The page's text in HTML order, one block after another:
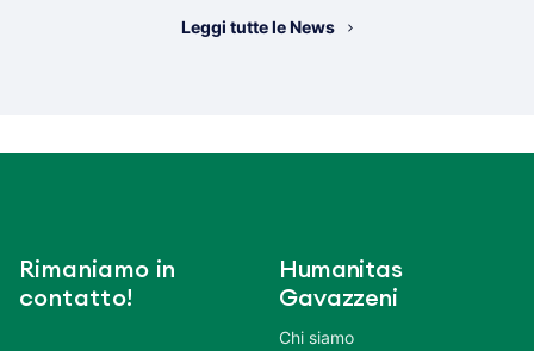
Leggi tutte le News
Rimaniamo in
contatto!
Humanitas
Gavazzeni
Chi siamo